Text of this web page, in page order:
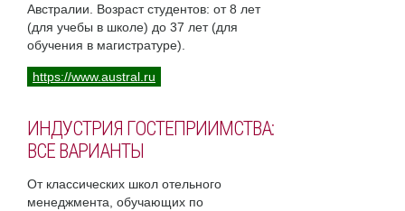
Австралии. Возраст студентов: от 8 лет
(для учебы в школе) до 37 лет (для
обучения в магистратуре).
https://www.austral.ru
ИНДУСТРИЯ ГОСТЕПРИИМСТВА:
ВСЕ ВАРИАНТЫ
От классических школ отельного
менеджмента, обучающих по